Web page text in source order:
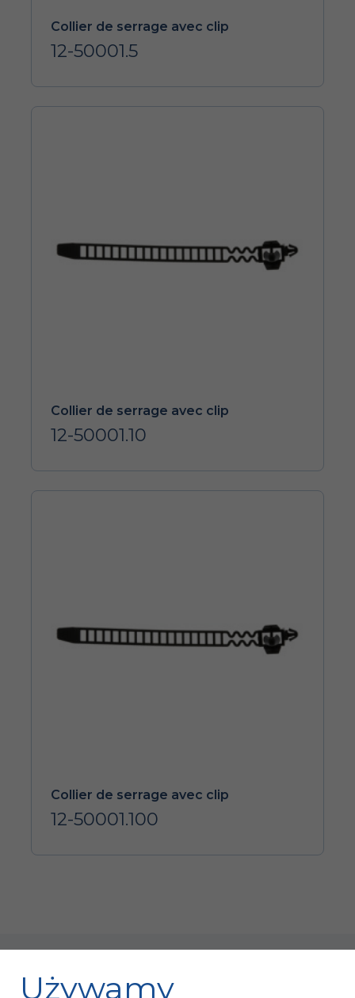
Collier de serrage avec clip
12-50001.5
Collier de serrage avec clip
12-50001.10
Collier de serrage avec clip
12-50001.100
Używamy